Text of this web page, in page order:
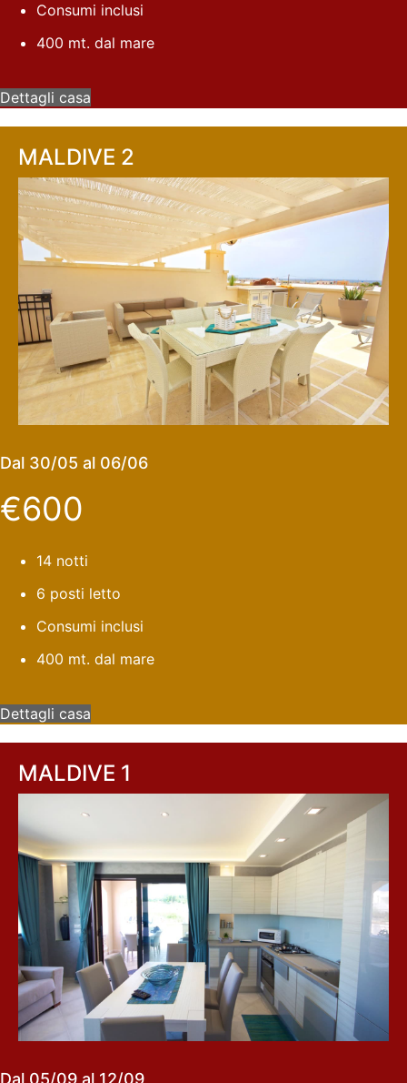
Consumi inclusi
400 mt. dal mare
Dettagli casa
MALDIVE 2
Dal 30/05 al 06/06
€600
14 notti
6 posti letto
Consumi inclusi
400 mt. dal mare
Dettagli casa
MALDIVE 1
Dal 05/09 al 12/09